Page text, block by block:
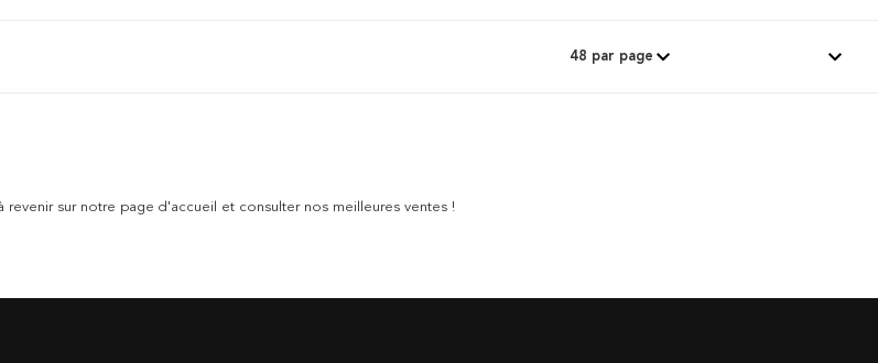
sur notre page d'accueil et consulter nos meilleures ventes !